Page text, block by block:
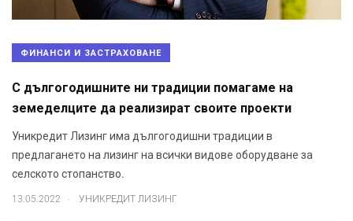
ФИНАНСИ И ЗАСТРАХОВАНЕ
С дългогодишните ни традиции помагаме на
земеделците да реализират своите проекти
Уникредит Лизинг има дългогодишни традиции в
предлагането на лизинг на всички видове оборудване за
селското стопанство.
13.05.2022 . УНИКРЕДИТ ЛИЗИНГ